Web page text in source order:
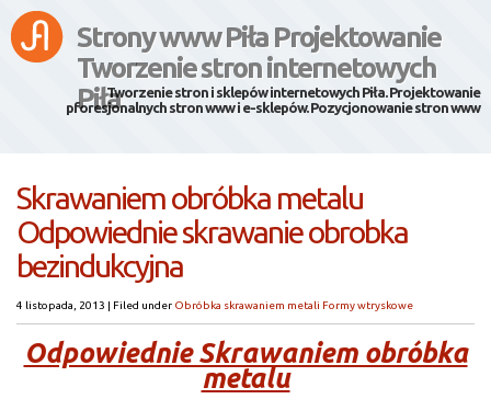
Strony www Piła Projektowanie
Tworzenie stron internetowych
PiłaTworzenie stron i sklepów internetowych Piła. Projektowanie
pforesjonalnych stron www i e-sklepów. Pozycjonowanie stron www
Skrawaniem obróbka metalu
Odpowiednie skrawanie obrobka
bezindukcyjna
4 listopada, 2013 | Filed under Obróbka skrawaniem metali Formy wtryskowe
Odpowiednie Skrawaniem obróbka
metalu